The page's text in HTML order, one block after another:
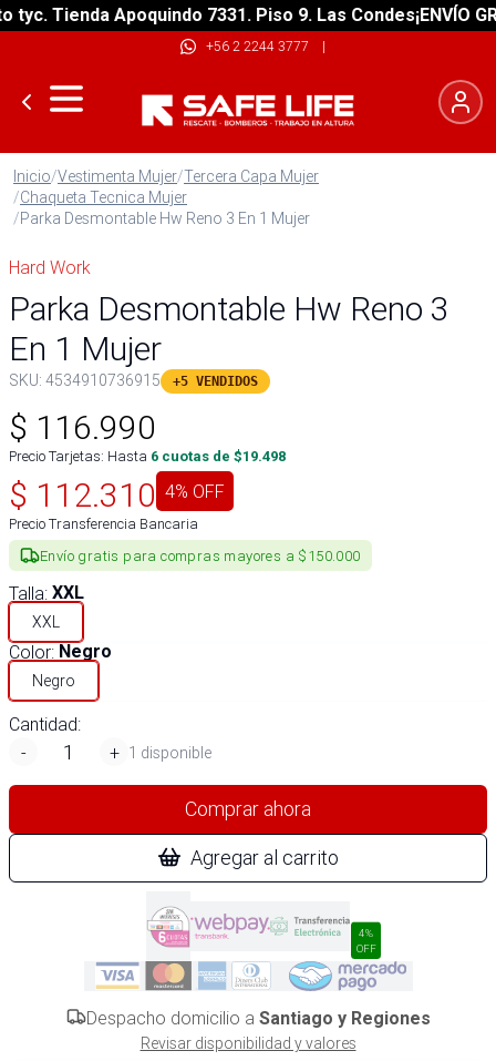
Tienda Apoquindo 7331. Piso 9. Las Condes¡ENVÍO
+56 2 2244 3777 |
Inicio/Vestimenta Mujer/Tercera Capa Mujer
/Chaqueta Tecnica Mujer
/Parka Desmontable Hw Reno 3 En 1 Mujer
Hard Work
Parka Desmontable Hw Reno 3
En 1 Mujer
SKU: 4534910736915 +5 VENDIDOS
$ 116.990
Precio Tarjetas: Hasta 6 cuotas de $19.498
$ 112.310 4% OFF
Precio Transferencia Bancaria
Envío gratis para compras mayores a $150.000
Talla: XXL
XXL
Color: Negro
Negro
Cantidad:
-
+ 1 disponible
Comprar ahora
Agregar al carrito
4%
OFF
Despacho domicilio a Santiago y Regiones
Revisar disponibilidad y valores